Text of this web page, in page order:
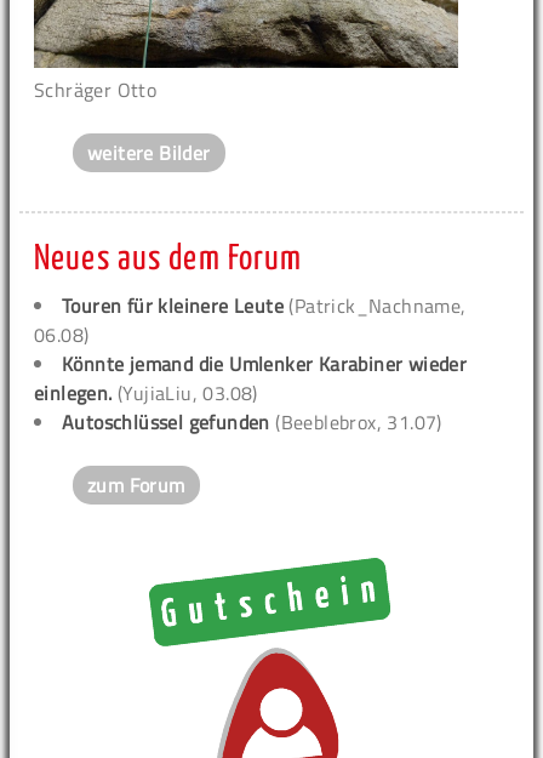
Schräger Otto
weitere Bilder
Neues aus dem Forum
Touren für kleinere Leute (Patrick_Nachname,
06.08)
Könnte jemand die Umlenker Karabiner wieder
einlegen. (YujiaLiu, 03.08)
Autoschlüssel gefunden (Beeblebrox, 31.07)
zum Forum